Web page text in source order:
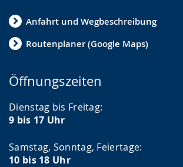
Anfahrt und Wegbeschreibung
Routenplaner (Google Maps)
Öffnungszeiten
Dienstag bis Freitag:
9 bis 17 Uhr
Samstag, Sonntag, Feiertage:
10 bis 18 Uhr